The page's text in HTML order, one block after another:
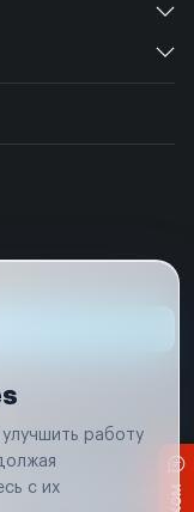
исключительно
работу
с их